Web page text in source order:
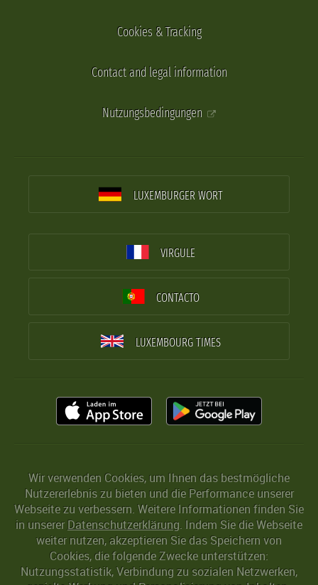
Cookies & Tracking
Contact and legal information
Nutzungsbedingungen
LUXEMBURGER WORT
VIRGULE
CONTACTO
LUXEMBOURG TIMES
Wir verwenden Cookies, um Ihnen das bestmögliche
Nutzererlebnis zu bieten und die Performance unserer
Webseite zu verbessern. Weitere Informationen finden Sie
in unserer Datenschutzerklärung. Indem Sie die Webseite
weiter nutzen, akzeptieren Sie das Speichern von
Cookies, die folgende Zwecke unterstützen:
Nutzungsstatistik, Verbindung zu sozialen Netzwerken,